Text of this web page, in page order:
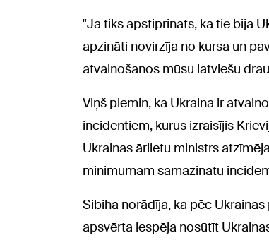
"Ja tiks apstiprināts, ka tie bija
apzināti novirzīja no kursa un
atvainošanos mūsu latviešu
Viņš piemin, ka Ukraina ir
incidentiem, kurus izraisījis
Ukrainas ārlietu ministrs
minimumam samazinātu
Sibiha norādīja, ka pēc
apsvērta iespēja nosūtīt